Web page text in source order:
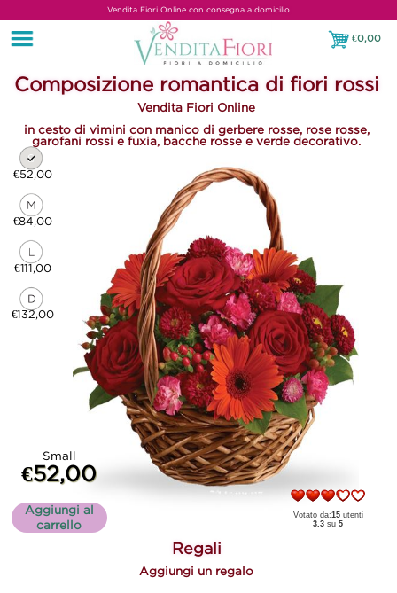
Vendita Fiori Online con consegna a domicilio
€0,00
€0,00
Composizione romantica di fiori rossi
Vendita Fiori Online
in cesto di vimini con manico di gerbere rosse, rose rosse,
garofani rossi e fuxia, bacche rosse e verde decorativo.
€52,00
€84,00
€111,00
€132,00
Small
€52,00
Aggiungi al
carrello
Votato da:15utenti
3.3 su5
Regali
Aggiungi un regalo